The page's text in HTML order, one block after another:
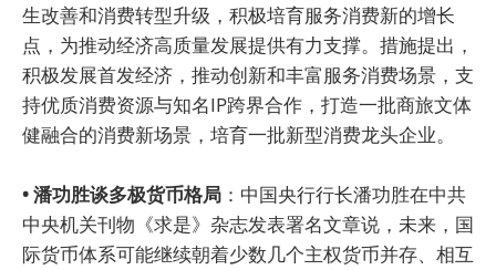
生改善和消费转型升级，积极培育服务消费新的增长
点，为推动经济高质量发展提供有力支撑。措施提出，
积极发展首发经济，推动创新和丰富服务消费场景，支
持优质消费资源与知名IP跨界合作，打造一批商旅文体
健融合的消费新场景，培育一批新型消费龙头企业。
• 潘功胜谈多极货币格局 ：中国央行行长潘功胜在中共
中央机关刊物《求是》杂志发表署名文章说，未来，国
际货币体系可能继续朝着少数几个主权货币并存、相互